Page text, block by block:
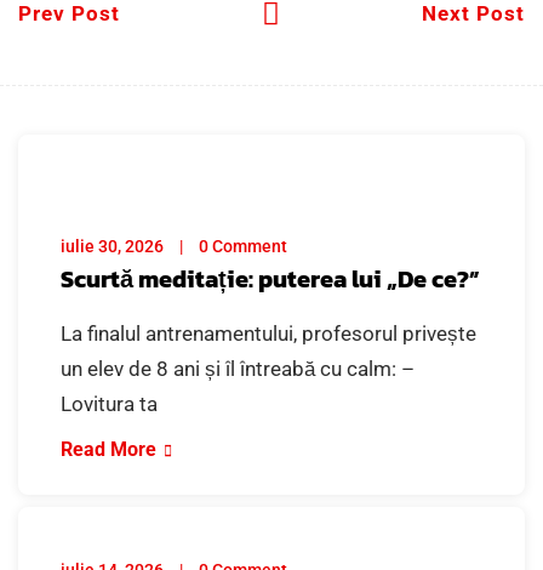
Prev Post Next Post
iulie 30, 2026 0 Comment
Scurtă meditație: puterea lui „De ce?”
La finalul antrenamentului, profesorul privește
un elev de 8 ani și îl întreabă cu calm: –
Lovitura ta
Read More